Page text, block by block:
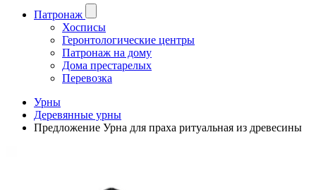
Патронаж
Хосписы
Геронтологические центры
Патронаж на дому
Дома престарелых
Перевозка
Урны
Деревянные урны
Предложение Урна для праха ритуальная из древесины